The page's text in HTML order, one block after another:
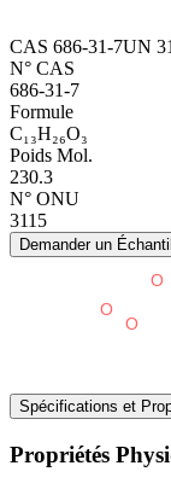
CAS 686-31-7UN
N° CAS
686-31-7
Formule
C₁₃H₂₆O₃
Poids Mol.
230.3
N° ONU
3115
Demander un
Spécifications et
Propriétés